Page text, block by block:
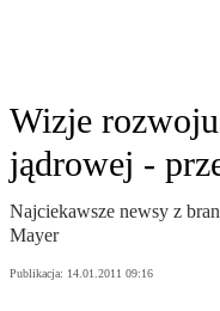
Wizje
jądrowej -
Najciekawsze newsy z
Mayer
Publikacja: 14.01.2011 09:16